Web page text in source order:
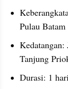
Pulau Batam
Tanjung
Durasi: 1